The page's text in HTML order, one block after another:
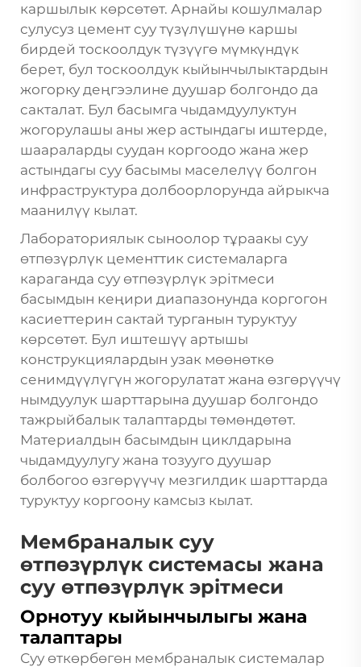
каршылык көрсөтөт. Арнайы кошулмалар
сулусуз цемент суу түзүлүшүнө каршы
бирдей тоскоолдук түзүүгө мүмкүндүк
берет, бул тоскоолдук кыйынчылыктардын
жогорку деңгээлине дуушар болгондо да
сакталат. Бул басымга чыдамдуулуктун
жогорулашы аны жер астындагы иштерде,
шаараларды суудан коргоодо жана жер
астындагы суу басымы маселелүү болгон
инфраструктура долбоорлорунда айрыкча
маанилүү кылат.
Лабораториялык сыноолор тұраакы суу
өтпөзүрлүк цементтик системаларга
караганда суу өтпөзүрлүк эрітмеси
басымдын кеңири диапазонунда коргогон
касиеттерин сактай турганын туруктуу
көрсөтөт. Бул иштешүү артышы
конструкциялардын узак мөөнөткө
сенимдүүлүгүн жогорулатат жана өзгөрүүчү
нымдуулук шарттарына дуушар болгондо
тажрыйбалык талаптарды төмөндөтөт.
Материалдын басымдын циклдарына
чыдамдуулугу жана тозууго дуушар
болбогоо өзгөрүүчү мезгилдик шарттарда
туруктуу коргоону камсыз кылат.
Мембраналык суу
өтпөзүрлүк системасы жана
суу өтпөзүрлүк эрітмеси
Орнотуу кыйынчылыгы жана
талаптары
Суу өткөрбөгөн мембраналык системалар